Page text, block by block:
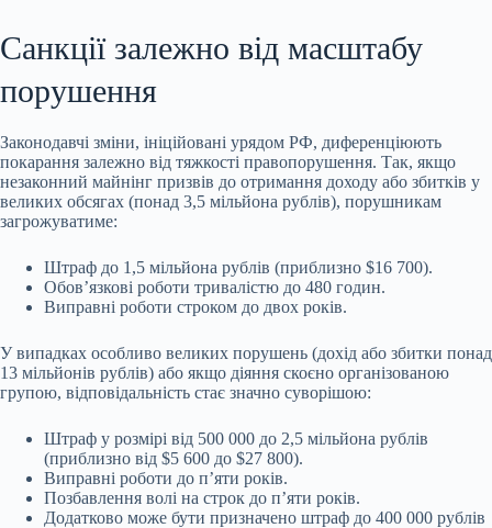
Санкції залежно від масштабу
порушення
Законодавчі зміни, ініційовані урядом РФ, диференціюють
покарання залежно від тяжкості правопорушення. Так, якщо
незаконний майнінг призвів до отримання доходу або збитків у
великих обсягах (понад 3,5 мільйона рублів), порушникам
загрожуватиме:
Штраф до 1,5 мільйона рублів (приблизно $16 700).
Обов’язкові роботи тривалістю до 480 годин.
Виправні роботи строком до двох років.
У випадках особливо великих порушень (дохід або збитки понад
13 мільйонів рублів) або якщо діяння скоєно організованою
групою, відповідальність стає значно суворішою:
Штраф у розмірі від 500 000 до 2,5 мільйона рублів
(приблизно від $5 600 до $27 800).
Виправні роботи до п’яти років.
Позбавлення волі на строк до п’яти років.
Додатково може бути призначено штраф до 400 000 рублів